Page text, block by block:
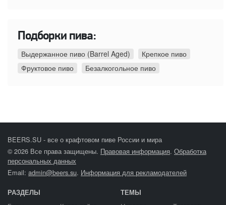
Подборки пива:
Выдержанное пиво (Barrel Aged)
Крепкое пиво
Фруктовое пиво
Безалкогольное пиво
BEERS.SU - все о крафтовом пиве России и мира
© 2026 Все права защищены. Правовая информация. Обработка
персональных данных
Email: admin@beers.su. Информация для рекламодателей
РАЗДЕЛЫ ТЕМЫ